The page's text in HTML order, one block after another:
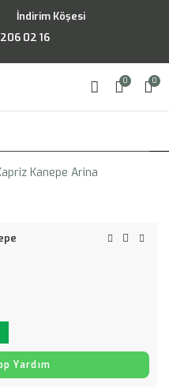
İndirim Köşesi
02 16
0 0
Yardım